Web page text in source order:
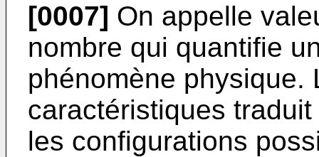
[0007] On appelle
nombre qui quantifie
phénomène physique.
caractéristiques
les configurations